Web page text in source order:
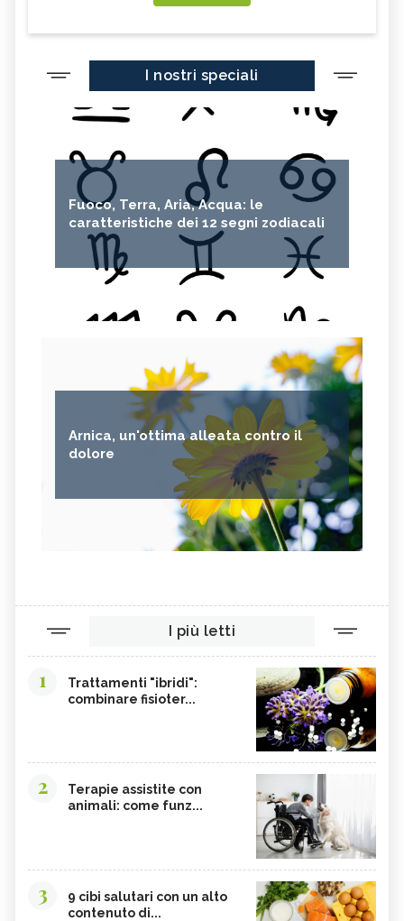
I nostri speciali
Fuoco, Terra, Aria, Acqua: le
caratteristiche dei 12 segni zodiacali
Arnica, un'ottima alleata contro il
dolore
I più letti
1
Trattamenti "ibridi":
combinare fisioter...
2
Terapie assistite con
animali: come funz...
3
9 cibi salutari con un alto
contenuto di...